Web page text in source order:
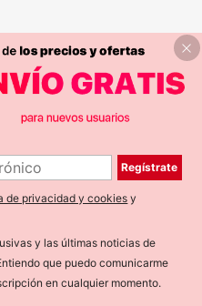
Regístrate
de privacidad y cookies y
y las últimas noticias de
que puedo comunicarme
en cualquier momento.